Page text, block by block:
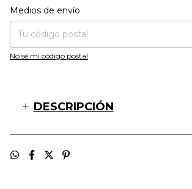
Entregas para el CP:
Medios de envío
No sé mi código postal
DESCRIPCIÓN